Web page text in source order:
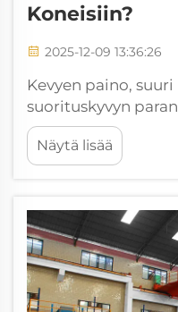
Koneisiin?
2025-12-09 13:36:26
Kevyen paino,
suorituskyvyn
alumiiniprofiileilla –
suunnittelu
avulla.
mikä tarkoittaa,
rakentaa...
Näytä lisää